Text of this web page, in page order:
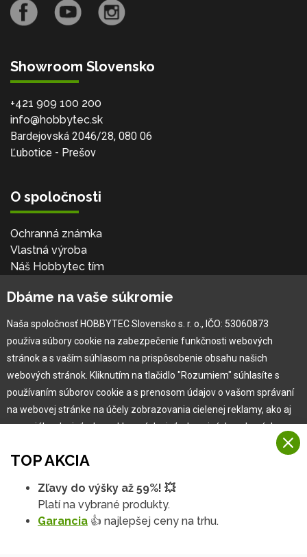
Showroom Slovensko
+421 909 100 200
info@hobbytec.sk
Bardejovská 2046/28, 080 06
Ľubotice - Prešov
O spoločnosti
Ochranná známka
Vlastná výroba
Náš Hobbytec tím
Naša história
Pre zákazníka
Garancia najlepšej ceny
Užívateľský manuál
Reklamácia
TOP AKCIA
Zľavy do výšky až 59%! 💥
Platí na vybrané produkty.
Garancia 👍 najlepšej ceny na trhu.
Dbáme na vaše súkromie
Naša spoločnosť HOBBYTEC Slovensko s. r. o., IČO: 53060873
používa súbory cookie na zabezpečenie funkčnosti webových
stránok a s vaším súhlasom na prispôsobenie obsahu našich
webových stránok. Kliknutím na tlačidlo "Rozumiem" súhlasíte s
používaním súborov cookie a s prenosom údajov o vašom správaní
na webovej stránke na účely zobrazovania cielenej reklamy, ako aj
na sociálnych sieťach a reklamných sieťach na iných webových
Viac informácií
Na našich webových stránkach používame niekoľko kategórií
Rozumiem